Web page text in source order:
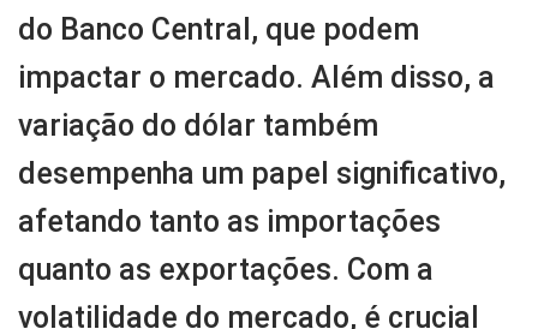
do Banco Central, que podem
impactar o mercado. Além disso, a
variação do dólar também
desempenha um papel significativo,
afetando tanto as importações
quanto as exportações. Com a
volatilidade do mercado, é crucial